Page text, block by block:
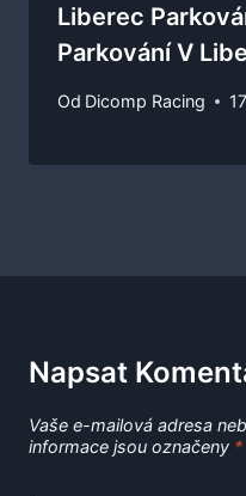
Liberec
Parkování V
Od Dicomp Racing
Napsat
Vaše e-mailová adresa
informace jsou označeny *